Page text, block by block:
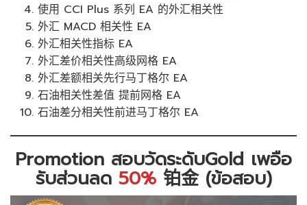
使用 CCI Plus 系列 EA 的外汇相关性
外汇 MACD 相关性 EA
外汇相关性指标 EA
外汇差价相关性高级网格 EA
外汇差额相关先行马丁格尔 EA
石油相关性差值 提前网格 EA
石油差分相关性前进马丁格尔 EA
Promotion สอบวัดระดับGold เพอือ
รับส่วนลด 50% 铂金 (ข้อสอบ)